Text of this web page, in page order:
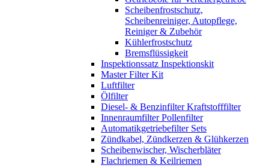
Scheibenfrostschutz,
Scheibenreiniger, Autopflege,
Reiniger & Zubehör
Kühlerfrostschutz
Bremsflüssigkeit
Inspektionssatz Inspektionskit
Master Filter Kit
Luftfilter
Ölfilter
Diesel- & Benzinfilter Kraftstofffilter
Innenraumfilter Pollenfilter
Automatikgetriebefilter Sets
Zündkabel, Zündkerzen & Glühkerzen
Scheibenwischer, Wischerbläter
Flachriemen & Keilriemen